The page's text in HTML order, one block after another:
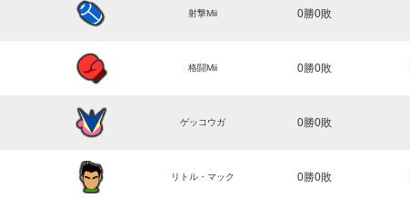
射撃Mii 0勝0敗
格闘Mii 0勝0敗
ゲッコウガ 0勝0敗
リトル・マック 0勝0敗